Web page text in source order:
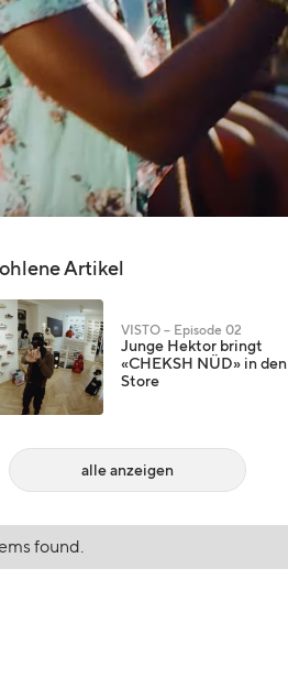
Artikel
VISTO – Episode 02
Junge Hektor bringt
«CHEKSH NÜD» in den
Store
alle anzeigen
found.